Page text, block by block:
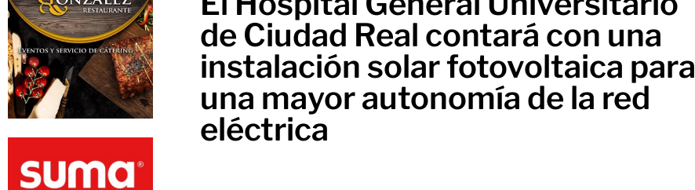
de Ciudad Real contará con una
instalación solar fotovoltaica para
una mayor autonomía de la red
eléctrica